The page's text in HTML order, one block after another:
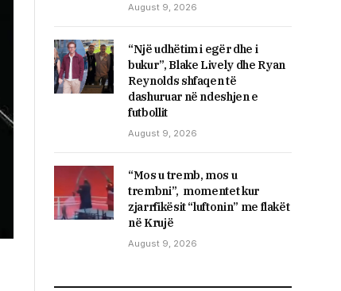
August 9, 2026
“Një udhëtim i egër dhe i
bukur”, Blake Lively dhe Ryan
Reynolds shfaqen të
dashuruar në ndeshjen e
futbollit
August 9, 2026
“Mos u tremb, mos u
trembni”, momentet kur
zjarrfikësit “luftonin” me flakët
në Krujë
August 9, 2026